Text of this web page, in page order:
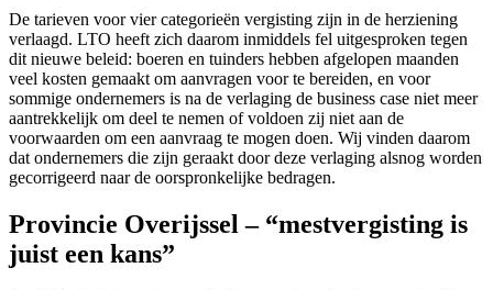
De tarieven voor vier categorieën vergisting zijn in de herziening
verlaagd. LTO heeft zich daarom inmiddels fel uitgesproken tegen
dit nieuwe beleid: boeren en tuinders hebben afgelopen maanden
veel kosten gemaakt om aanvragen voor te bereiden, en voor
sommige ondernemers is na de verlaging de business case niet meer
aantrekkelijk om deel te nemen of voldoen zij niet aan de
voorwaarden om een aanvraag te mogen doen. Wij vinden daarom
dat ondernemers die zijn geraakt door deze verlaging alsnog worden
gecorrigeerd naar de oorspronkelijke bedragen.
Provincie Overijssel – “mestvergisting is
juist een kans”